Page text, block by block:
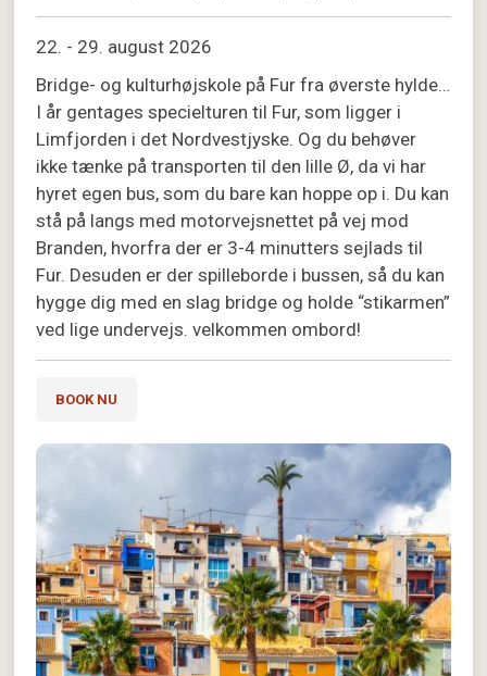
22. - 29. august 2026
Bridge- og kulturhøjskole på Fur fra øverste hylde…
I år gentages specielturen til Fur, som ligger i
Limfjorden i det Nordvestjyske. Og du behøver
ikke tænke på transporten til den lille Ø, da vi har
hyret egen bus, som du bare kan hoppe op i. Du kan
stå på langs med motorvejsnettet på vej mod
Branden, hvorfra der er 3-4 minutters sejlads til
Fur. Desuden er der spilleborde i bussen, så du kan
hygge dig med en slag bridge og holde “stikarmen”
ved lige undervejs. velkommen ombord!
BOOK NU